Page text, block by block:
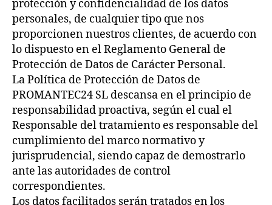
protección y confidencialidad de los datos
personales, de cualquier tipo que nos
proporcionen nuestros clientes, de acuerdo con
lo dispuesto en el Reglamento General de
Protección de Datos de Carácter Personal.
La Política de Protección de Datos de
PROMANTEC24 SL descansa en el principio de
responsabilidad proactiva, según el cual el
Responsable del tratamiento es responsable del
cumplimiento del marco normativo y
jurisprudencial, siendo capaz de demostrarlo
ante las autoridades de control
correspondientes.
Los datos facilitados serán tratados en los